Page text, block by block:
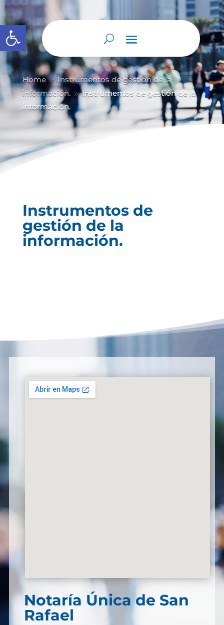
Abrir barra de herramientas
Home 9 Instrumentos de gestión de la
información. 9 Instrumentos de gestión de la
información.
Instrumentos de
gestión de la
información.
Notaría Única de San
Rafael